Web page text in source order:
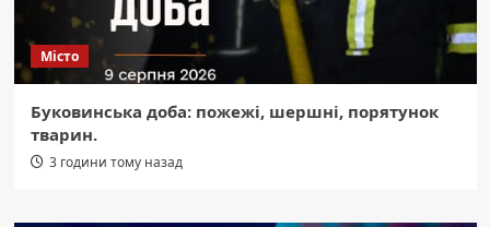
Місто
Буковинська доба: пожежі, шершні, порятунок
тварин.
3 години тому назад